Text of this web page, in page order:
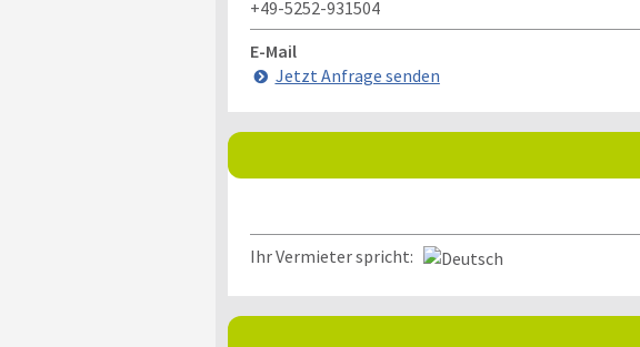
+49-5252-931504
E-Mail
Jetzt Anfrage senden
Ihr Vermieter spricht: